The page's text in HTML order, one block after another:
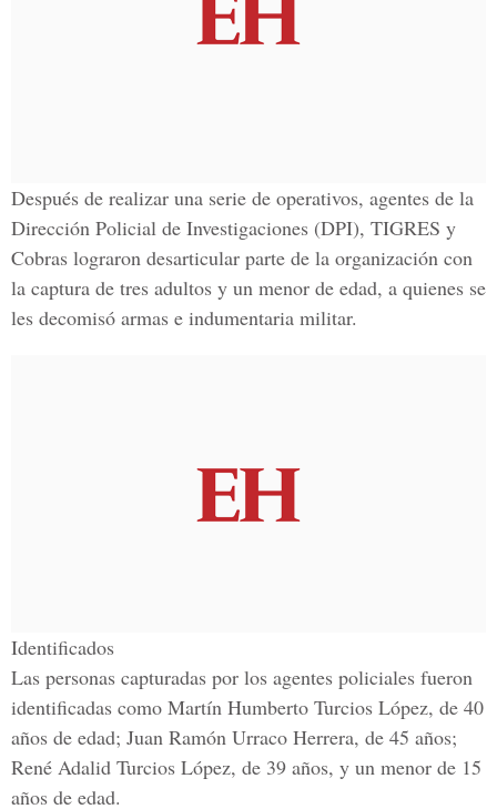
Después de realizar una serie de operativos, agentes de la
Dirección Policial de Investigaciones (DPI), TIGRES y
Cobras lograron desarticular parte de la organización con
la captura de tres adultos y un menor de edad, a quienes se
les decomisó armas e indumentaria militar.
Identificados
Las personas capturadas por los agentes policiales fueron
identificadas como Martín Humberto Turcios López, de 40
años de edad; Juan Ramón Urraco Herrera, de 45 años;
René Adalid Turcios López, de 39 años, y un menor de 15
años de edad.